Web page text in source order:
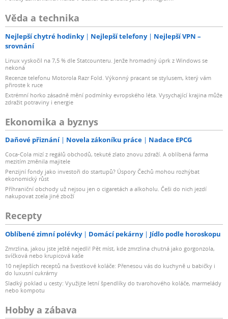
Věda a technika
Nejlepší chytré hodinky Nejlepší telefony
Nejlepší VPN –
srovnání
Linux vyskočil na 7,5 % dle Statcounteru. Jenže hromadný úprk z Windows se
nekoná
Recenze telefonu Motorola Razr Fold. Výkonný pracant se stylusem, který vám
přiroste k ruce
Extrémní horko zásadně mění podmínky evropského léta. Vysychající krajina může
zdražit potraviny i energie
Ekonomika a byznys
Daňové přiznání Novela zákoníku práce Nadace EPCG
Coca-Cola mizí z regálů obchodů, tekuté zlato znovu zdraží. A oblíbená farma
mezitím změnila majitele
Penzijní fondy jako investoři do startupů? Úspory Čechů mohou rozhýbat
ekonomický růst
Příhraniční obchody už nejsou jen o cigaretách a alkoholu. Češi do nich jezdí
nakupovat zcela jiné zboží
Recepty
Oblíbené zimní polévky Domácí pekárny Jídlo podle horoskopu
Zmrzlina, jakou jste ještě nejedli! Pět míst, kde zmrzlina chutná jako gorgonzola,
svíčková nebo krupicová kaše
10 nejlepších receptů na švestkové koláče: Přenesou vás do kuchyně u babičky i
do luxusní cukrárny
Sladký poklad u cesty: Využijte letní špendlíky do tvarohového koláče, marmelády
nebo kompotu
Hobby a zábava